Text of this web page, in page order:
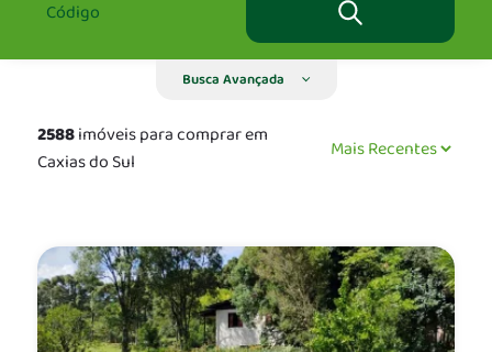
Busca Avançada
2588imóveis para comprar em
Caxias do Sul